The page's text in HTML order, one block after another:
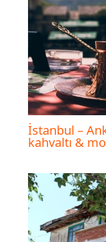
İstanbul –
kahvaltı &